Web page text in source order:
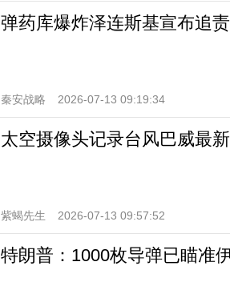
弹药库爆炸泽连斯基宣布追
秦安战略 2026-07-13 09:19:34
太空摄像头记录台风巴威最
紫蝎先生 2026-07-13 09:57:52
特朗普：1000枚导弹已瞄准